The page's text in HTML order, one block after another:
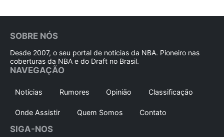
SOBRE NÓS
Desde 2007, o seu portal de notícias da NBA. Pioneiro nas
coberturas da NBA e do Draft no Brasil.
NAVEGAÇÃO
Notícias Rumores Opinião Classificação
Onde Assistir Quem Somos Contato
SIGA-NOS